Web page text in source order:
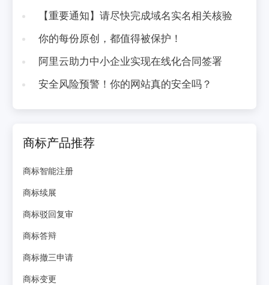
【重要通知】请尽快完成域名实名相关核验
你的每份原创，都值得被保护！
阿里云助力中小企业实现在线化合同签署
安全风险预警！你的网站真的安全吗？
商标产品推荐
商标智能注册
商标续展
商标驳回复审
商标答辩
商标撤三申请
商标变更